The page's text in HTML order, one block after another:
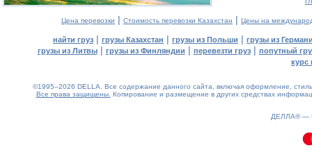
Цена перевозки | Стоимость перевозки Казахстан | Цены на
найти груз | грузы Казахстан | грузы из Польши | грузы из
грузы из Литвы| грузы из Финляндии | перевезти груз| попутный
курс
©1995–2026 DELLA. Все содержание данного сайта, включая оформление,
Все права защищены. Копирование и размещение в других средствах
ДЕЛЛА® —